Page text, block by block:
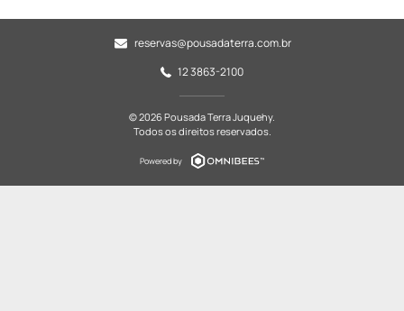
reservas@pousadaterra.com.br
12 3863-2100
© 2026 Pousada Terra Juquehy.
Todos os direitos reservados.
Powered by